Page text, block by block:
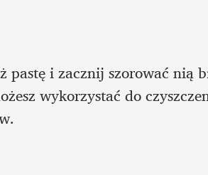
pastę i zacznij szorować nią
wykorzystać do